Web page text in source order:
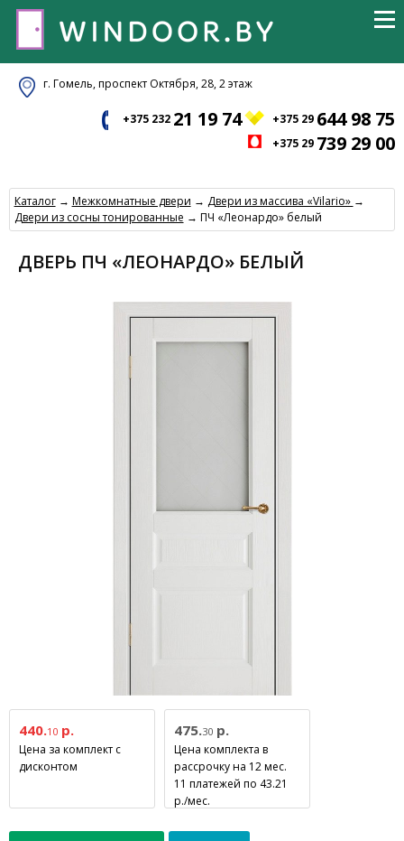
г. Гомель, проспект Октября, 28, 2 этаж
+375 232 21 19 74 +375 29 644 98 75
+375 29 739 29 00
Каталог→ Межкомнатные двери → Двери из массива «Vilario» →
Двери из сосны тонированные → ПЧ «Леонардо» белый
ДВЕРЬ ПЧ «ЛЕОНАРДО» БЕЛЫЙ
440.10р.
Цена за комплект с
дисконтом
475.30р.
Цена комплекта в
рассрочку на 12 мес.
11 платежей по 43.21
р./мес.